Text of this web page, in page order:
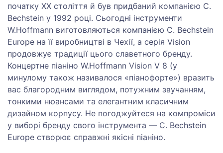
початку ХХ століття й був придбаний компанією C.
Bechstein у 1992 році. Сьогодні інструменти
W.Hoffmann виготовляються компанією C. Bechstein
Europe на її виробництві в Чехії, а серія Vision
продовжує традиції цього славетного бренду.
Концертне піаніно W.Hoffmann Vision V 8 (у
минулому також називалося «піанофорте») вразить
вас благородним виглядом, потужним звучанням,
тонкими нюансами та елегантним класичним
дизайном корпусу. Не погоджуйтеся на компроміси
у виборі бренду свого інструмента — C. Bechstein
Europe створює справжні якісні піаніно.